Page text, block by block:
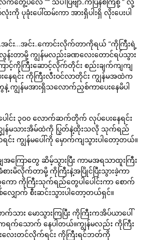
ကို ပုခုံးပေါ်ထမ်းကာ အားရှိပါးရှိ လိုးပေးပါ
င်း…အင်း..ကောင်းလိုက်တာကိုရယ် ”ကိုကြီးရဲ့
းတာမို့ ကျွန်မလည်းခဏလေးတောင်ရပ်သွား
ာင့်ကိုကြီးဆောင့်လိုက်တိုင်း စည်းချက်ကျကျ
နေရင်း ကိုကြီးလီးဝင်လာတိုင်း ကျွန်မအထဲက
ကျွန်မအားရှိသလောက်ညှစ်ကာပေးနေမိပါ
ါင်း ၃၀၀ လောက်ဆက်တိုက် လုပ်ပေးနေရင်း
ျွန်မသားအိမ်ထဲကို ပြွတ်နဲ့ထိုးသလို သုက်ရည်
ကျွန်မပေါ်ကို မှောက်ကျသွားပါတော့တယ်။
အကြောတွေ ဆိမ့်သွားပြီး ကာမအရသာထူးကြီး
းမိလိုက်တာမို့ ကိုကြီးနဲ့အပြိုင်ပြီးသွားခဲ့ကာ
ော ကိုကြီးသုက်ရည်တွေပါပေါင်းကာ စောက်
ျှောက် စီးဆင်းသွားပါတော့တယ်ရှင်။
က်သား မောသွားကြပြီး ကိုကြီးကအိပ်ယာပေါ်
က်သောက် နေပါတယ်။ကျွန်မလည်း ကိုကြီး
းလေးတင်လိုက်ရင်း ကိုကြီးရင်ဘတ်ကို